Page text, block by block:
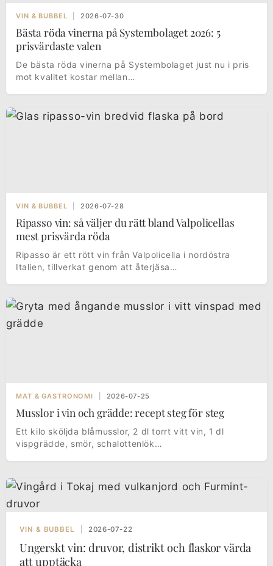
VIN & BUBBEL 2026-07-30
Bästa röda vinerna på Systembolaget 2026: 5
prisvärdaste valen
De bästa röda vinerna på Systembolaget just nu i pris
mot kvalitet kostar mellan…
VIN & BUBBEL 2026-07-28
Ripasso vin: så väljer du rätt bland Valpolicellas
mest prisvärda röda
Ripasso är ett rött vin från Valpolicella i nordöstra
Italien, tillverkat genom att återjäsa…
MAT & GASTRONOMI 2026-07-25
Musslor i vin och grädde: recept steg för steg
Ett kilo sköljda blåmusslor, 2 dl torrt vitt vin, 1 dl
vispgrädde, smör, schalottenlök…
VIN & BUBBEL 2026-07-22
Ungerskt vin: druvor, distrikt och flaskor värda
att upptäcka